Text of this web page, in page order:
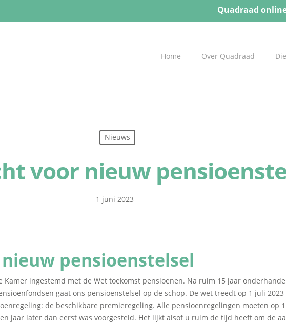
Quadraad
Home Over Quadraad
Nieuws
voor nieuw
1 juni 2023
pensioenstelsel
Kamer ingestemd met de Wet toekomst pensioenen. Na ruim 15 jaar
gaat ons pensioenstelsel op de schop. De wet treedt op 1 juli
de beschikbare premieregeling. Alle pensioenregelingen moeten op
jaar later dan eerst was voorgesteld. Het lijkt alsof u ruim de tijd heeft om de